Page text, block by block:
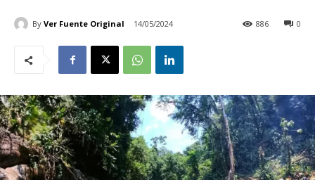
By Ver Fuente Original 14/05/2024 0
886